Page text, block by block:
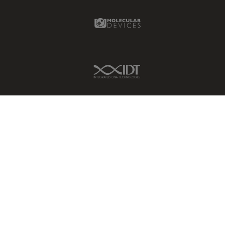
Imágenes cuantitativas
organismos completos
tejidos avanzados
Molecular Devices Link
IDT Link